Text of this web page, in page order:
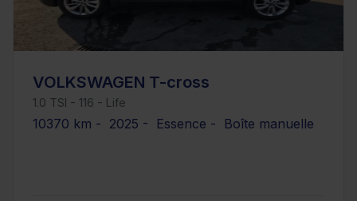
VOLKSWAGEN T-cross
1.0 TSI - 116 - Life
10370 km - 2025 - Essence - Boîte manuelle